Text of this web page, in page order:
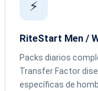
⚡
RiteStart Men /
Packs diarios
Transfer Factor
específicas de